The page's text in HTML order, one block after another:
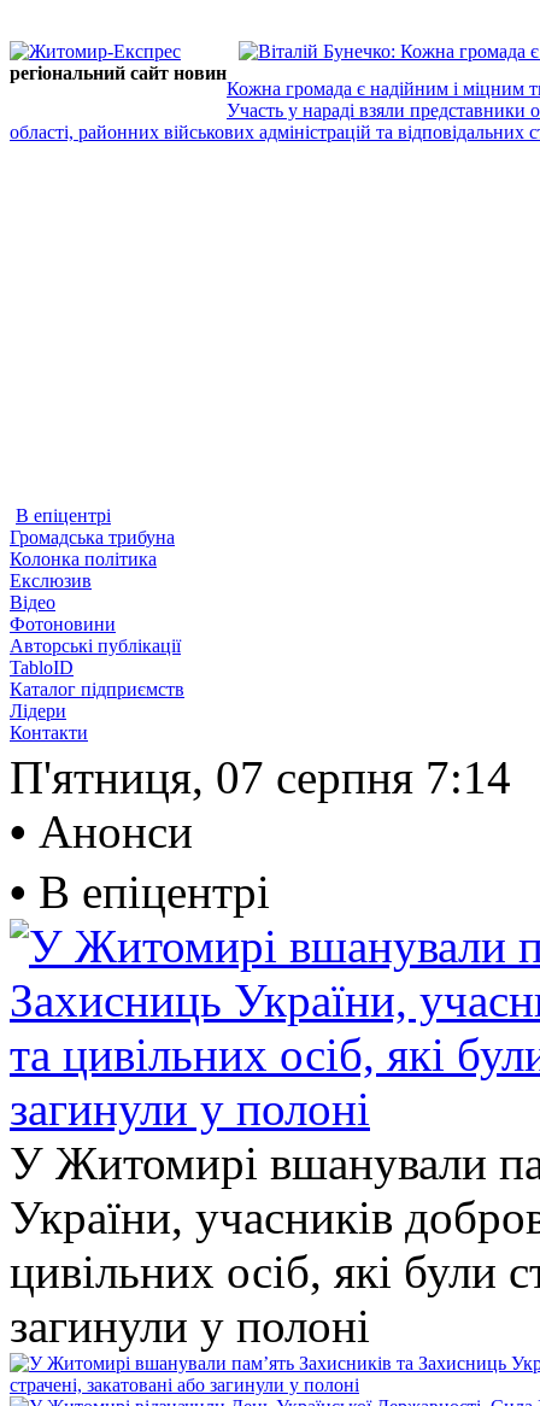
регіональний сайт новин
Кожна громада є надійним і міцним
Участь у нараді взяли представники
області, районних військових адміністрацій та відповідальних
В епіцентрі
Громадська трибуна
Колонка політика
Екслюзив
Відео
Фотоновини
Авторські публікації
TabloID
Каталог підприємств
Лідери
Контакти
П'ятниця, 07 серпня 7:14
• Анонси
• В епіцентрі
У Житомирі вшанували
України, учасників
цивільних осіб, які були
загинули у полоні